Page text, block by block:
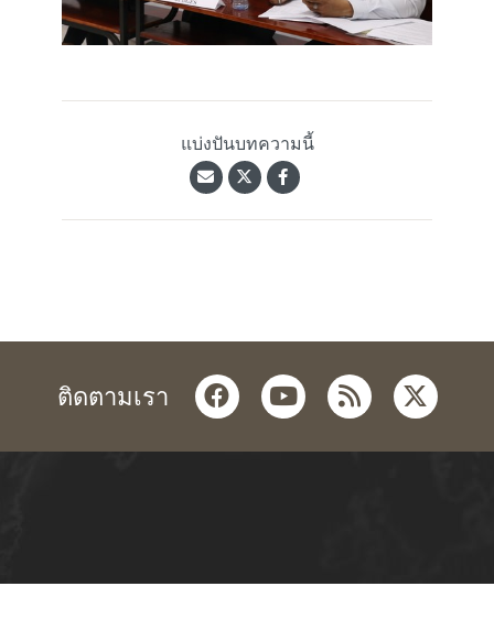
แบ่งปันบทความนี้
ติดตามเรา facebookyoutube
rss twitter